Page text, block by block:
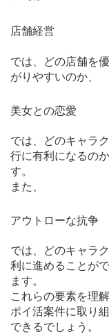
店舗経営
では、どの店舗を
がりやすいのか、
美女との恋愛
では、どのキャラ
行に有利になるの
す。
また、
アウトローな抗争
では、どのキャラ
利に進めることが
ます。
これらの要素を理
ポイ活案件に取り
できるでしょう。